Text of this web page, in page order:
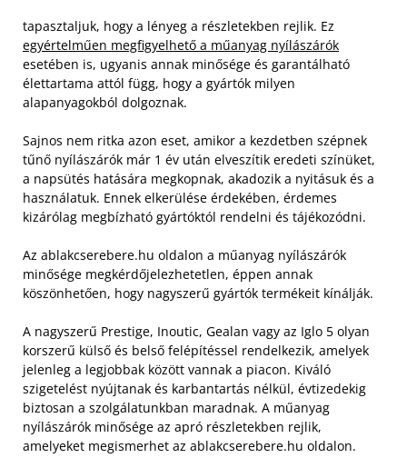
tapasztaljuk, hogy a lényeg a részletekben rejlik. Ez
egyértelműen megfigyelhető a műanyag nyílászárók
esetében is, ugyanis annak minősége és garantálható
élettartama attól függ, hogy a gyártók milyen
alapanyagokból dolgoznak.
Sajnos nem ritka azon eset, amikor a kezdetben szépnek
tűnő nyílászárók már 1 év után elveszítik eredeti színüket,
a napsütés hatására megkopnak, akadozik a nyitásuk és a
használatuk. Ennek elkerülése érdekében, érdemes
kizárólag megbízható gyártóktól rendelni és tájékozódni.
Az ablakcserebere.hu oldalon a műanyag nyílászárók
minősége megkérdőjelezhetetlen, éppen annak
köszönhetően, hogy nagyszerű gyártók termékeit kínálják.
A nagyszerű Prestige, Inoutic, Gealan vagy az Iglo 5 olyan
korszerű külső és belső felépítéssel rendelkezik, amelyek
jelenleg a legjobbak között vannak a piacon. Kiváló
szigetelést nyújtanak és karbantartás nélkül, évtizedekig
biztosan a szolgálatunkban maradnak. A műanyag
nyílászárók minősége az apró részletekben rejlik,
amelyeket megismerhet az ablakcserebere.hu oldalon.